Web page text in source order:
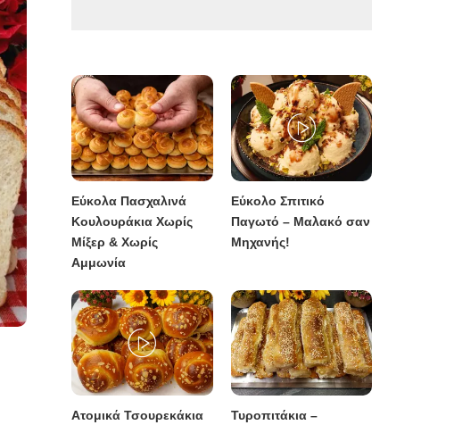
Εύκολα Πασχαλινά
Κουλουράκια Χωρίς
Μίξερ & Χωρίς
Αμμωνία
Εύκολο Σπιτικό
Παγωτό – Μαλακό σαν
Μηχανής!
Ατομικά Τσουρεκάκια
Τυροπιτάκια –